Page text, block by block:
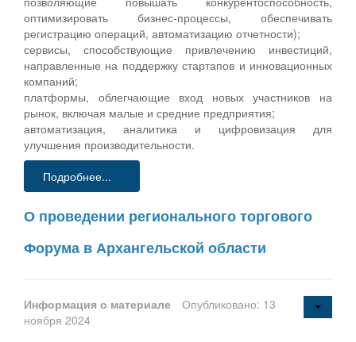
оптимизировать бизнес-процессы, обеспечивать
регистрацию операций, автоматизацию отчетности);
сервисы, способствующие привлечению инвестиций,
направленные на поддержку стартапов и инновационных
компаний;
платформы, облегчающие вход новых участников на
рынок, включая малые и средние предприятия;
автоматизация, аналитика и цифровизация для
улучшения производительности.
Подробнее...
О проведении регионального торгового
Форума в Архангельской области
Информация о материале
Опубликовано: 13
ноября 2024